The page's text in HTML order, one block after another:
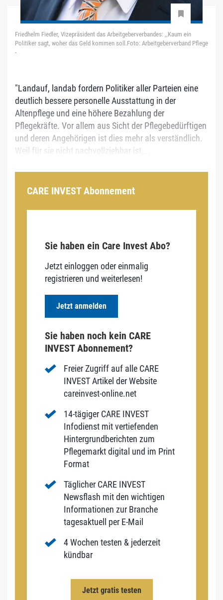
Friedhelm Fiedler, Vizepräsident das Arbeitgeberverbandes: ,,Kaum ein
Politiker sagt, woher das Geld kommen soll.Foto: Arbeitgeberverband Pflege
-
"Landauf, landab fordern Politiker aller Parteien eine
deutlich bessere personelle Ausstattung in der
Altenpflege und eine höhere Bezahlung der
Pflegekräfte. Vor allem aus Sicht der Pflegebedürftigen
und deren Angehörigen ist dies mehr als verständlich.
Weil für sie nicht nachvollziehbar ist,...
CARE INVEST Abonnement
Sie haben ein Care Invest Abo?
Jetzt einloggen oder einmalig
registrieren und weiterlesen!
Jetzt anmelden
Sie haben noch kein CARE
INVEST Abonnement?
Freier Zugriff auf alle CARE
INVEST Artikel der Website
careinvest-online.net
14-tägiger CARE INVEST
Infodienst mit vertiefenden
Hintergrundberichten zum
Pflegemarkt digital und im Print
Format
Täglicher CARE INVEST
Newsflash mit den wichtigen
Informationen zur Branche
tagesaktuell per E-Mail
4 Wochen testen & jederzeit
kündbar
Jetzt gratis testen